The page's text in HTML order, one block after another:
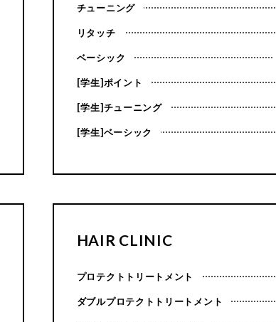
チューニング
リタッチ
ベーシック
[学生]ポイント
[学生]チューニング
[学生]ベーシック
HAIR CLINIC
プロテクトトリートメント
ダブルプロテクトトリートメント